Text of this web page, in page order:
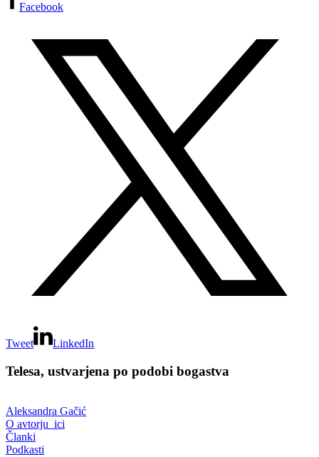
Facebook
Tweet LinkedIn
Telesa, ustvarjena po podobi bogastva
Aleksandra Gačić
O avtorju_ici
Članki
Podkasti